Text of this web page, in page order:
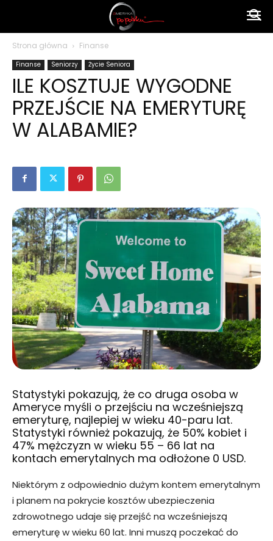
polsku
Strona główna Finanse
Finanse Seniorzy Życie Seniora
ILE KOSZTUJE WYGODNE
PRZEJŚCIE NA EMERYTURĘ
W ALABAMIE?
Statystyki pokazują, że co druga osoba w
Ameryce myśli o przejściu na wcześniejszą
emeryturę, najlepiej w wieku 40-paru lat.
Statystyki również pokazują, że 50% kobiet i
47% mężczyzn w wieku 55 – 66 lat na
kontach emerytalnych ma odłożone 0 USD.
Niektórym z odpowiednio dużym kontem emerytalnym
i planem na pokrycie kosztów ubezpieczenia
zdrowotnego udaje się przejść na wcześniejszą
emeryturę w wieku 60 lat. Inni muszą poczekać do